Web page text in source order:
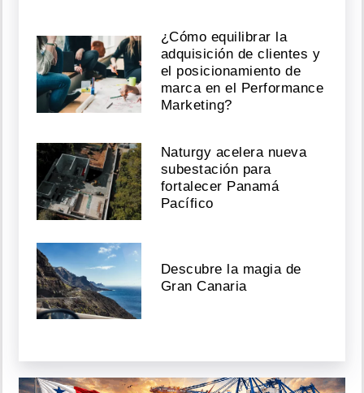
¿Cómo equilibrar la
adquisición de clientes y
el posicionamiento de
marca en el Performance
Marketing?
Naturgy acelera nueva
subestación para
fortalecer Panamá
Pacífico
Descubre la magia de
Gran Canaria